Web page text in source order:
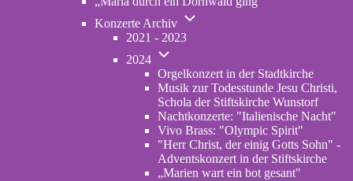
Konzerte Archiv
Unternavigation
Konzerte
2021 - 2023
2024
Unternavigation
2024
Orgelkonzert in der Stadtkirche
Musik zur Todesstunde Jesu Christi,
Schola der Stiftskirche Wunstorf
Nachtkonzerte: "Italienische Nacht"
Vivo Brass: "Olympic Spirit"
"Herr Christ, der einig Gotts Sohn" -
Adventskonzert in der Stiftskirche
„Marien wart ein bot gesant"